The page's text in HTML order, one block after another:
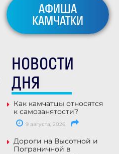
АФИША
КАМЧАТКИ
НОВОСТИ
ДНЯ
Как камчатцы относятся
к самозанятости?
9 августа, 2026
Дороги на Высотной и
Пограничной в